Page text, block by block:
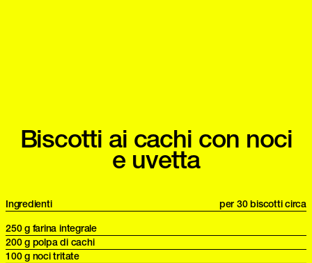
Biscotti ai cachi con noci
e uvetta
Ingredienti
per 30 biscotti circa
250 g farina integrale
200 g polpa di cachi
100 g noci tritate